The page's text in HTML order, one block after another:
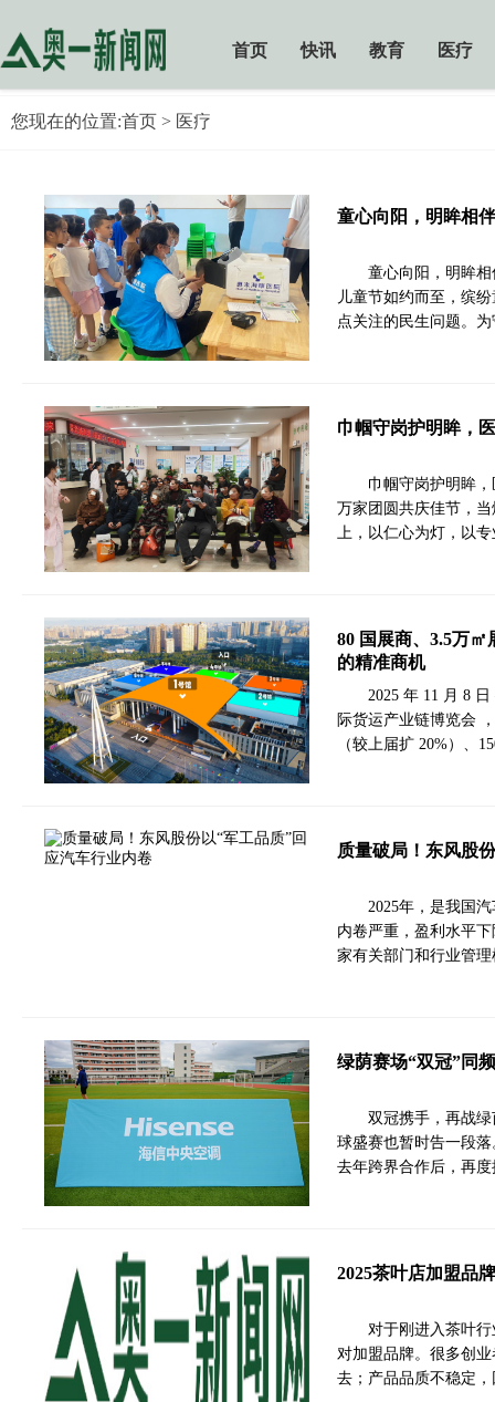
首页 快讯 教育 医疗
您现在的位置:首页 > 医疗
童心向阳，明眸相
童心向阳，明眸
儿童节如约而至，缤
点关注的民生问题。
巾帼守岗护明眸，
巾帼守岗护明眸
万家团圆共庆佳节，
上，以仁心为灯，以
80 国展商、3.5万
的精准商机
2025 年 11 月 8
际货运产业链博览会
（较上届扩 20%）、
质量破局！东风股
2025年，是我国
内卷严重，盈利水平
家有关部门和行业管
绿荫赛场“双冠”同
双冠携手，再战
球盛赛也暂时告一段
去年跨界合作后，再
2025茶叶店加盟品
对于刚进入茶叶
对加盟品牌。很多创
去；产品品质不稳定